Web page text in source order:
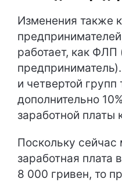
Изменения также
работает, как
и четвертой групп
дополнительно
заработной платы
Поскольку
заработная плата
8 000 гривен, то